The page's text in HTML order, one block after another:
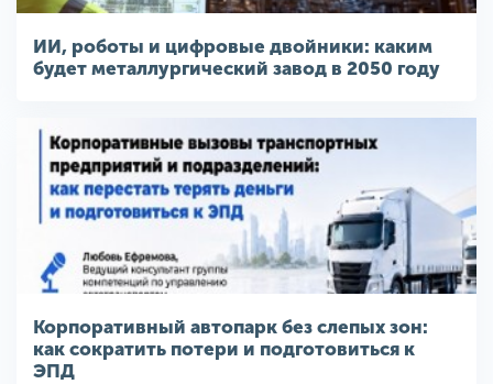
ИИ, роботы и цифровые двойники: каким
будет металлургический завод в 2050 году
Корпоративный автопарк без слепых зон:
как сократить потери и подготовиться к
ЭПД